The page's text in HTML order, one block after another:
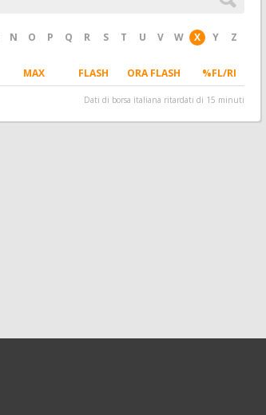
N O P Q R S T U V W X Y Z
MAX FLASH ORA FLASH %FL/RI
Dati di borsa italiana ritardati di 15 minuti